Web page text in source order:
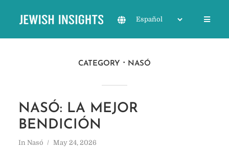
CATEGORY NASÓ
NASÓ: LA MEJOR
BENDICIÓN
In Nasó May 24, 2026